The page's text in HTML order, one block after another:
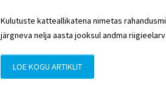
Kulutuste katteallikatena nimetas
järgneva nelja aasta jooksul andma
LOE KOGU ARTIKLIT